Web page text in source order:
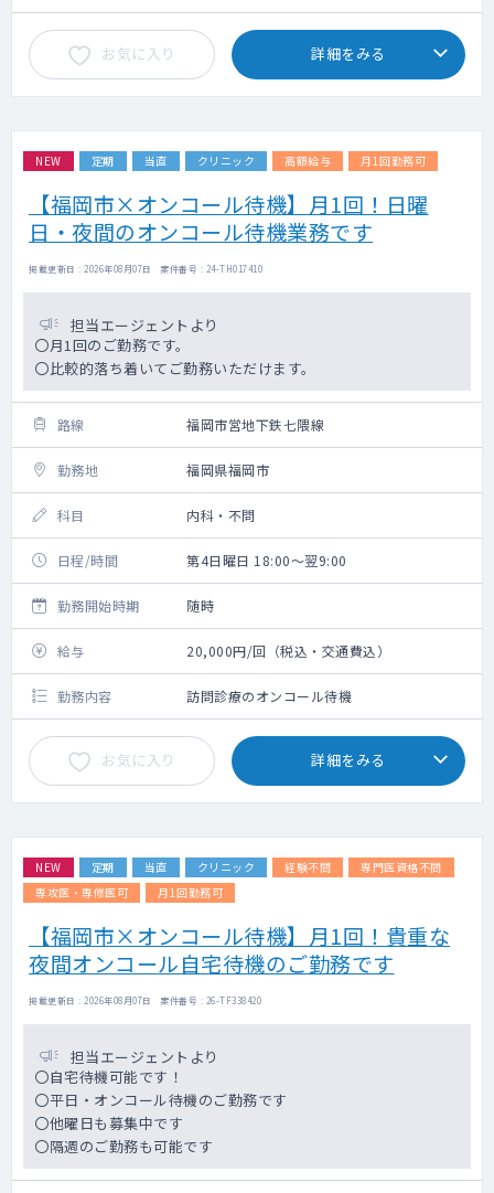
お気に入り 詳細をみる
NEW 定期 当直 クリニック 高額給与 月1回勤務可
【福岡市×オンコール待機】月1回！日曜
日・夜間のオンコール待機業務です
掲載更新日 : 2026年08月07日 案件番号 : 24-TH017410
担当エージェントより
〇月1回のご勤務です。
〇比較的落ち着いてご勤務いただけます。
路線 福岡市営地下鉄七隈線
勤務地 福岡県福岡市
科目 内科・不問
日程/時間 第4日曜日 18:00～翌9:00
勤務開始時期 随時
給与 20,000円/回（税込・交通費込）
勤務内容 訪問診療のオンコール待機
お気に入り 詳細をみる
NEW 定期 当直 クリニック 経験不問
専門医資格不問
専攻医・専修医可
月1回勤務可
【福岡市×オンコール待機】月1回！貴重な
夜間オンコール自宅待機のご勤務です
掲載更新日 : 2026年08月07日 案件番号 : 26-TF338420
担当エージェントより
〇自宅待機可能です！
〇平日・オンコール待機のご勤務です
〇他曜日も募集中です
〇隔週のご勤務も可能です